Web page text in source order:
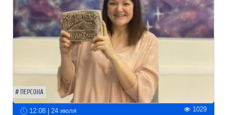
ПЕРСОНА
12:08 | 24 июля 1029